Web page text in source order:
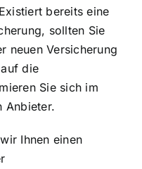
bereits eine
sollten Sie
neuen Versicherung
die
Sie sich im
Anbieter.
Ihnen einen